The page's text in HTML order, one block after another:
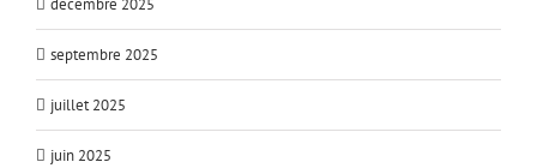
décembre 2025
septembre 2025
juillet 2025
juin 2025